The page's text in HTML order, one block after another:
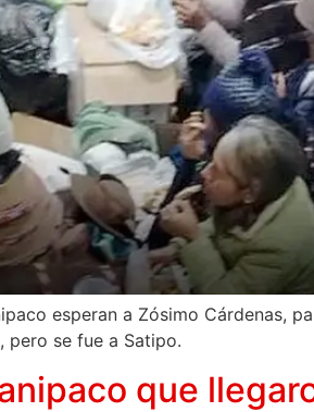
esperan a Zósimo Cárdenas,
pero se fue a Satipo.
que